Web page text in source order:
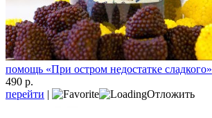
помощь «При остром недостатке сладкого»
490 р.
перейти | Отложить